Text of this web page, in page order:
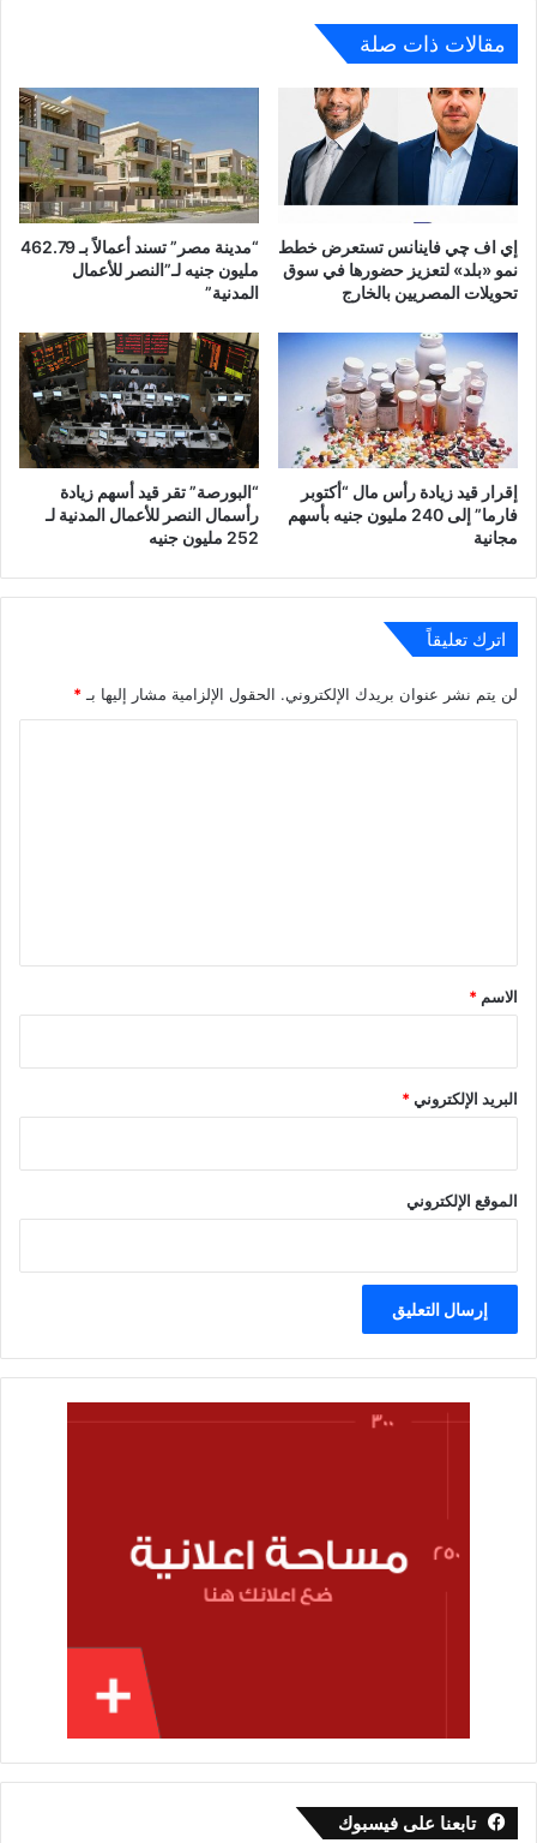
مقالات ذات صلة
إي اف چي فاينانس تستعرض خطط
نمو «بلد» لتعزيز حضورها في سوق
تحويلات المصريين بالخارج
“مدينة مصر” تسند أعمالاً بـ 462.79
مليون جنيه لـ”النصر للأعمال
المدنية”
إقرار قيد زيادة رأس مال “أكتوبر
فارما” إلى 240 مليون جنيه بأسهم
مجانية
“البورصة” تقر قيد أسهم زيادة
رأسمال النصر للأعمال المدنية لـ
252 مليون جنيه
اترك تعليقاً
لن يتم نشر عنوان بريدك الإلكتروني. الحقول الإلزامية مشار إليها بـ *
*
الاسم *
البريد الإلكتروني*
الموقع الإلكتروني
تابعنا على فيسبوك